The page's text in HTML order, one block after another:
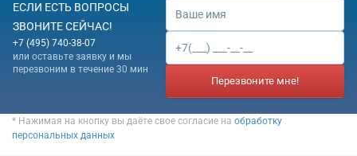
ЕСЛИ ЕСТЬ ВОПРОСЫ
ЗВОНИТЕ СЕЙЧАС!
+7 (495) 740-38-07
или оставьте заявку и мы
перезвоним в течение 30 мин
Перезвоните мне!
* Нажимая на кнопку вы даёте свое согласие на обработку
персональных данных